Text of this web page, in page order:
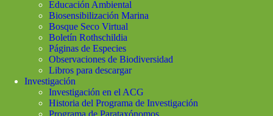
Educación Ambiental
Biosensibilización Marina
Bosque Seco Virtual
Boletín Rothschildia
Páginas de Especies
Observaciones de Biodiversidad
Libros para descargar
Investigación
Investigación en el ACG
Historia del Programa de Investigación
Programa de Parataxónomos